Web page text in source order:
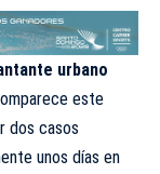
urbano
este
dos casos
unos días en